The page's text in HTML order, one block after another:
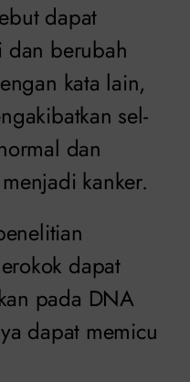
dapat
dan berubah
kata lain,
sel-
dan
kanker.
dapat
pada DNA
dapat memicu